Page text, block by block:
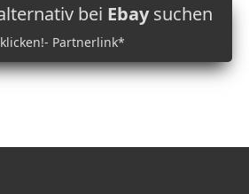
bei Ebaysuchen
klicken!- Partnerlink*